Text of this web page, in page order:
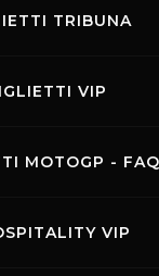
TRIBUNA
VIP
MOTOGP - FAQ
VIP
+39 0558499111- All